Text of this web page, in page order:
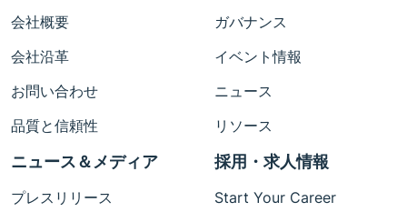
会社概要
会社沿革
お問い合わせ
品質と信頼性
ガバナンス
イベント情報
ニュース
リソース
ニュース＆メディア
プレスリリース
採用・求人情報
Start Your Career